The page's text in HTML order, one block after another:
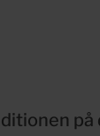
på